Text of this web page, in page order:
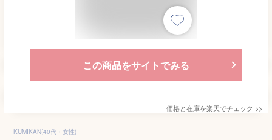
この商品をサイトでみる
価格と在庫を楽天でチェック >>
KUMIKAN(40代・女性)